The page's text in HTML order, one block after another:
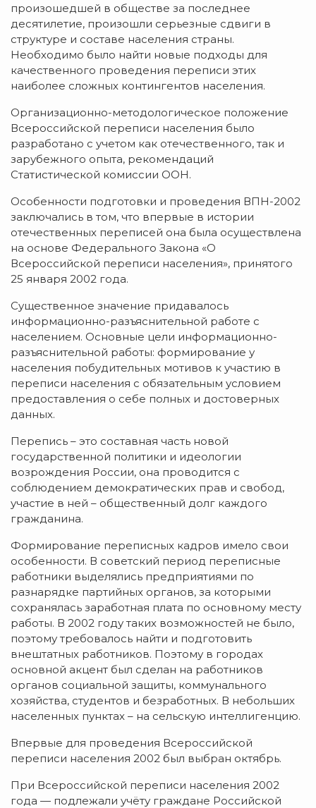
произошедшей в обществе за последнее
десятилетие, произошли серьезные сдвиги в
структуре и составе населения страны.
Необходимо было найти новые подходы для
качественного проведения переписи этих
наиболее сложных контингентов населения.
Организационно-методологическое положение
Всероссийской переписи населения было
разработано с учетом как отечественного, так и
зарубежного опыта, рекомендаций
Статистической комиссии ООН.
Особенности подготовки и проведения ВПН-2002
заключались в том, что впервые в истории
отечественных переписей она была осуществлена
на основе Федерального Закона «О
Всероссийской переписи населения», принятого
25 января 2002 года.
Существенное значение придавалось
информационно-разъяснительной работе с
населением. Основные цели информационно-
разъяснительной работы: формирование у
населения побудительных мотивов к участию в
переписи населения с обязательным условием
предоставления о себе полных и достоверных
данных.
Перепись – это составная часть новой
государственной политики и идеологии
возрождения России, она проводится с
соблюдением демократических прав и свобод,
участие в ней – общественный долг каждого
гражданина.
Формирование переписных кадров имело свои
особенности. В советский период переписные
работники выделялись предприятиями по
разнарядке партийных органов, за которыми
сохранялась заработная плата по основному месту
работы. В 2002 году таких возможностей не было,
поэтому требовалось найти и подготовить
внештатных работников. Поэтому в городах
основной акцент был сделан на работников
органов социальной защиты, коммунального
хозяйства, студентов и безработных. В небольших
населенных пунктах – на сельскую интеллигенцию.
Впервые для проведения Всероссийской
переписи населения 2002 был выбран октябрь.
При Всероссийской переписи населения 2002
года — подлежали учёту граждане Российской